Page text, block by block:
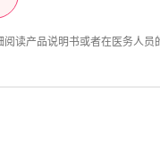
读产品说明书或者在医务人员